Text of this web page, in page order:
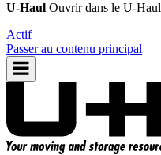
U-Haul Ouvrir dans le U-Haul
Actif
Passer au contenu principal